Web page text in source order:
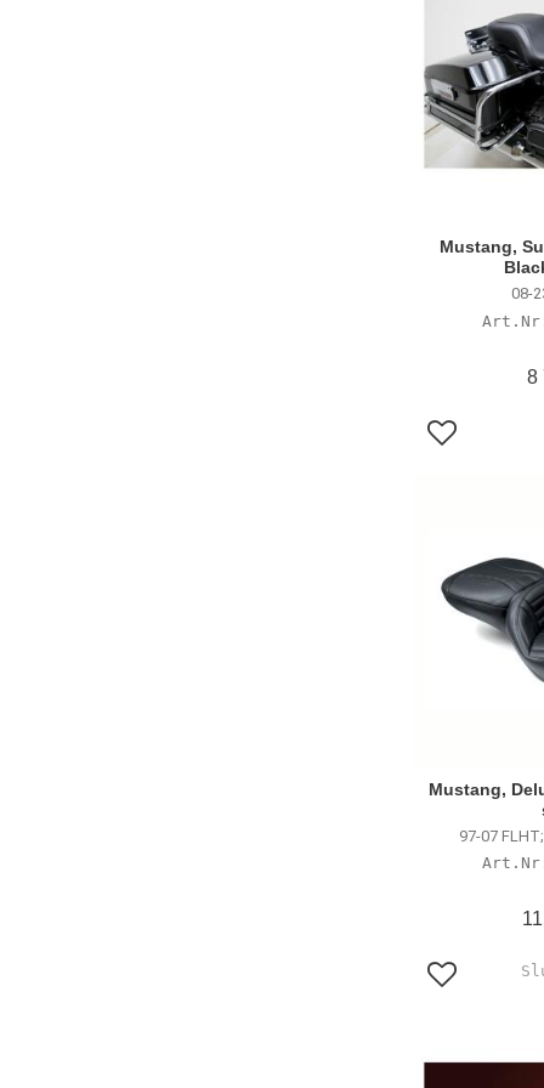
Mustang,
08-
8
Lägg till i
Mustang,
97-07
Lägg till i